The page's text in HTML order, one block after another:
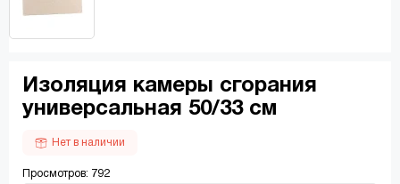
Изоляция камеры сгорания
универсальная 50/33 см
Нет в наличии
Просмотров: 792